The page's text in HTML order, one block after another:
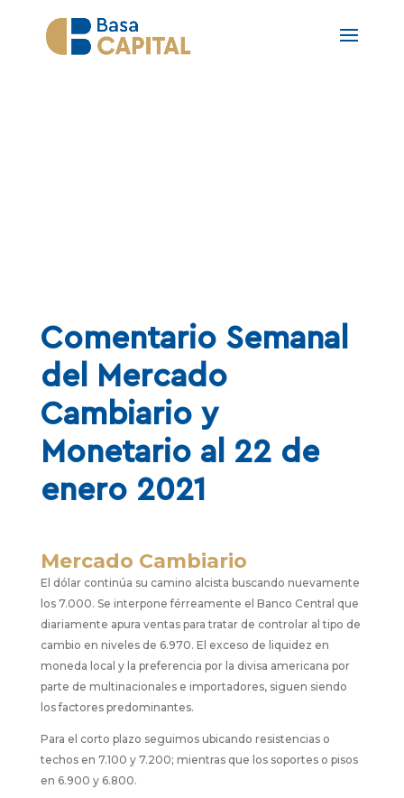
Comentario Semanal
del Mercado
Cambiario y
Monetario al 22 de
enero 2021
Mercado Cambiario
El dólar continúa su camino alcista buscando nuevamente
los 7.000. Se interpone férreamente el Banco Central que
diariamente apura ventas para tratar de controlar al tipo de
cambio en niveles de 6.970. El exceso de liquidez en
moneda local y la preferencia por la divisa americana por
parte de multinacionales e importadores, siguen siendo
los factores predominantes.
Para el corto plazo seguimos ubicando resistencias o
techos en 7.100 y 7.200; mientras que los soportes o pisos
en 6.900 y 6.800.